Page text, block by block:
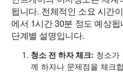
됩니다. 전체적인 소요 시간
에서 1시간 30분 정도 예상
단계별 설명입니다.
청소 전 하자 체크: 청소가
께 하자나 문제점을 체크